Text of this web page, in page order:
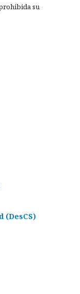
su
(DesCS)